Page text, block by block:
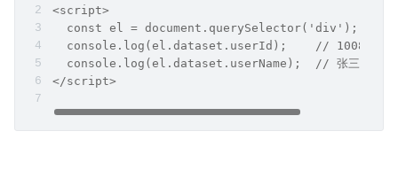
<script>
  const el = document.querySelector('div');
  console.log(el.dataset.userId);    // 10086
  console.log(el.dataset.userName);  // 张三
</script>